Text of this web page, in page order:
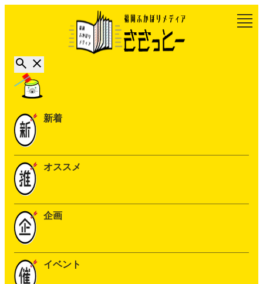
新着
オススメ
企画
イベント